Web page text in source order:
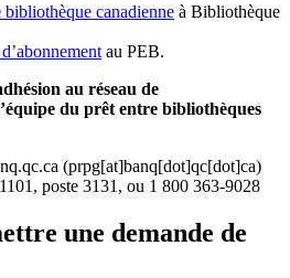
canadienne à Bibliothèque
au PEB.
au réseau de
du prêt entre bibliothèques
(prpg[at]banq[dot]qc[dot]ca)
poste 3131, ou 1 800 363-9028
une demande de